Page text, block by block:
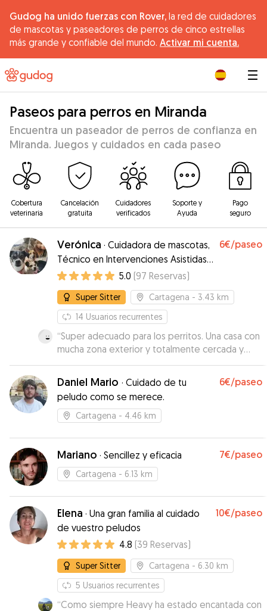
Gudog ha unido fuerzas con Rover, la red de cuidadores
de mascotas y paseadores de perros de cinco estrellas
más grande y confiable del mundo. Activar mi cuenta.
Paseos para perros en Miranda
Encuentra un paseador de perros de confianza en
Miranda. Juegos y cuidados en cada paseo
Cobertura
veterinaria
Cancelación
gratuita
Cuidadores
verificados
Soporte y
Ayuda
Pago
seguro
Verónica · Cuidadora de mascotas,
Técnico en Intervenciones Asistidas
por Perros
6€/paseo
5.0 (97 Reservas)
Super Sitter Cartagena - 3.43 km
14 Usuarios recurrentes
“Super adecuado para los perritos. Una casa con
mucha zona exterior y totalmente cercada y
Veronica transmite mucha tranquilidad. Dejamos
a nuestra perrita completamente convencidos
de que estaría muy bien cuidada
Daniel Mario · Cuidado de tu
peludo como se merece.
6€/paseo
Cartagena - 4.46 km
Mariano · Sencillez y eficacia 7€/paseo
Cartagena - 6.13 km
Elena · Una gran familia al cuidado
de vuestro peludos
10€/paseo
4.8 (39 Reservas)
Super Sitter Cartagena - 6.30 km
5 Usuarios recurrentes
“Como siempre Heavy ha estado encantada con